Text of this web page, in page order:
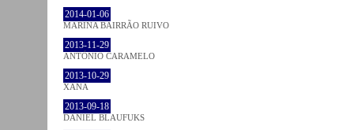
2014-01-06
MARINA BAIRRÃO RUIVO
2013-11-29
ANTÓNIO CARAMELO
2013-10-29
XANA
2013-09-18
DANIEL BLAUFUKS